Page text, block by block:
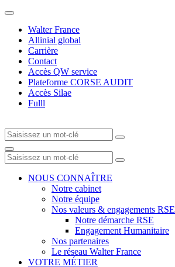
Walter France
Allinial global
Carrière
Contact
Accès QW service
Plateforme CORSE AUDIT
Accès Silae
Fulll
NOUS CONNAÎTRE
Notre cabinet
Notre équipe
Nos valeurs & engagements RSE
Notre démarche RSE
Engagement Humanitaire
Nos partenaires
Le réseau Walter France
VOTRE MÉTIER